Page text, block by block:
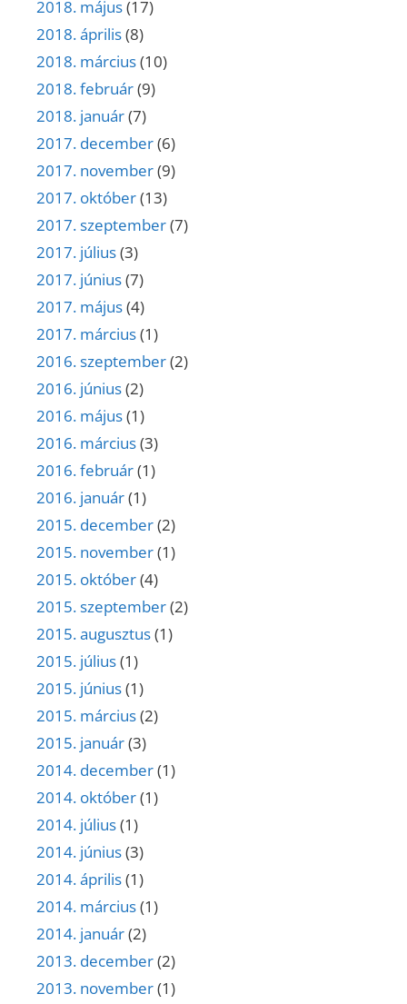
2018. május(17)
2018. április(8)
2018. március(10)
2018. február(9)
2018. január(7)
2017. december(6)
2017. november(9)
2017. október(13)
2017. szeptember(7)
2017. július(3)
2017. június(7)
2017. május(4)
2017. március(1)
2016. szeptember(2)
2016. június(2)
2016. május(1)
2016. március(3)
2016. február(1)
2016. január(1)
2015. december(2)
2015. november(1)
2015. október(4)
2015. szeptember(2)
2015. augusztus(1)
2015. július(1)
2015. június(1)
2015. március(2)
2015. január(3)
2014. december(1)
2014. október(1)
2014. július(1)
2014. június(3)
2014. április(1)
2014. március(1)
2014. január(2)
2013. december(2)
2013. november(1)